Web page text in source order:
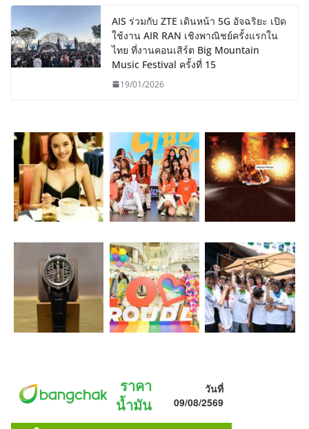
AIS ร่วมกับ ZTE เดินหน้า 5G อัจฉริยะ เปิด
ใช้งาน AIR RAN เชิงพาณิชย์ครั้งแรกใน
ไทย ที่งานคอนเสิร์ต Big Mountain
Music Festival ครั้งที่ 15
19/01/2026